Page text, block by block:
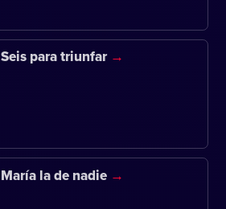
Seis para triunfar
María la de nadie